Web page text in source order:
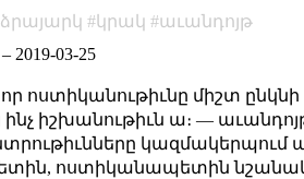
կրակ
աւանդոյթ
– 2019-03-25
ոստիկանութիւնը միշտ
իշխանութիւն ա։ —
ոստիկանապետին